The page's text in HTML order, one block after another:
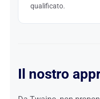
qualificato.
Il nostro